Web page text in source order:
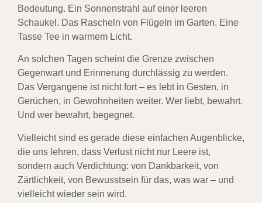
Bedeutung. Ein Sonnenstrahl auf einer leeren
Schaukel. Das Rascheln von Flügeln im Garten. Eine
Tasse Tee in warmem Licht.
An solchen Tagen scheint die Grenze zwischen
Gegenwart und Erinnerung durchlässig zu werden.
Das Vergangene ist nicht fort – es lebt in Gesten, in
Gerüchen, in Gewohnheiten weiter. Wer liebt, bewahrt.
Und wer bewahrt, begegnet.
Vielleicht sind es gerade diese einfachen Augenblicke,
die uns lehren, dass Verlust nicht nur Leere ist,
sondern auch Verdichtung: von Dankbarkeit, von
Zärtlichkeit, von Bewusstsein für das, was war – und
vielleicht wieder sein wird.